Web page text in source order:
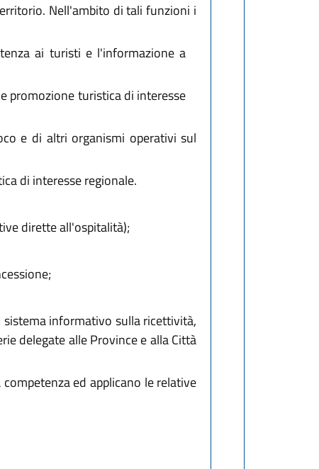
Nell'ambito di tali funzioni i
ai turisti e l'informazione a
promozione turistica di interesse
e di altri organismi operativi sul
di interesse regionale.
dirette all'ospitalità);
informativo sulla ricettività,
delegate alle Province e alla Città
ed applicano le relative